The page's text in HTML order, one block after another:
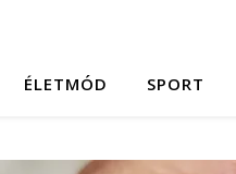
ÉLETMÓD SPORT